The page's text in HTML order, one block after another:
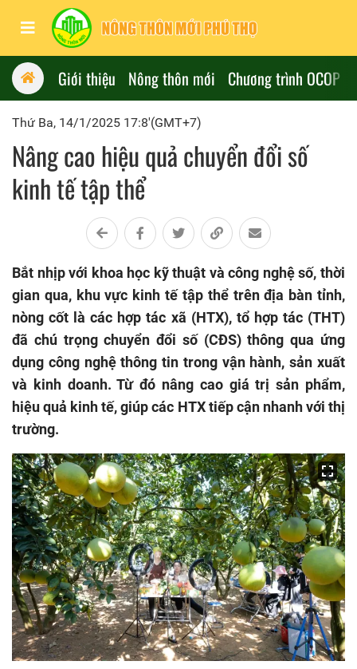
Giới thiệu Nông thôn mới Chương trình OCOP
Thứ Ba, 14/1/2025 17:8'(GMT+7)
Nâng cao hiệu quả chuyển đổi số
kinh tế tập thể
Bắt nhịp với khoa học kỹ thuật và công nghệ số, thời
gian qua, khu vực kinh tế tập thể trên địa bàn tỉnh,
nòng cốt là các hợp tác xã (HTX), tổ hợp tác (THT)
đã chú trọng chuyển đổi số (CĐS) thông qua ứng
dụng công nghệ thông tin trong vận hành, sản xuất
và kinh doanh. Từ đó nâng cao giá trị sản phẩm,
hiệu quả kinh tế, giúp các HTX tiếp cận nhanh với thị
trường.